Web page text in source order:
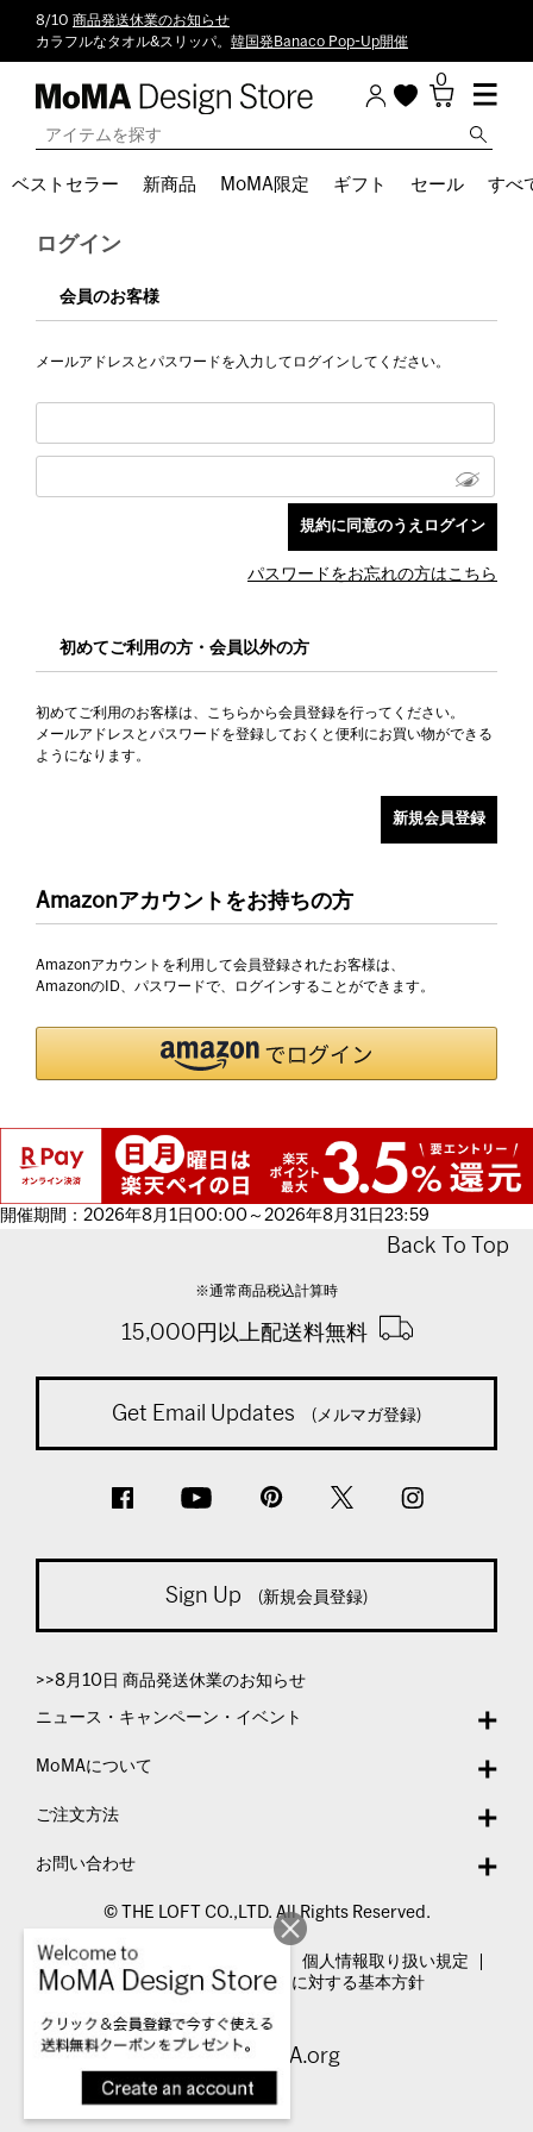
8/10 商品発送休業のお知らせ
カラフルなタオル&スリッパ。 韓国発Banaco Pop-Up開催
0
ベストセラー 新商品 MoMA限定 ギフト セール すべ
ログイン
会員のお客様
メールアドレスとパスワードを入力してログインしてください。
パスワードをお忘れの方はこちら
初めてご利用の方・会員以外の方
初めてご利用のお客様は、こちらから会員登録を行ってください。
メールアドレスとパスワードを登録しておくと便利にお買い物ができる
ようになります。
Amazonアカウントをお持ちの方
Amazonアカウントを利用して会員登録されたお客様は、
AmazonのID、パスワードで、ログインすることができます。
開催期間：2026年8月1日00:00～2026年8月31日23:59
Back To Top
※通常商品税込計算時
15,000円以上配送料無料
Get Email Updates (メルマガ登録)
Sign Up (新規会員登録)
>>8月10日 商品発送休業のお知らせ
ニュース・キャンペーン・イベント
MoMAについて
ご注文方法
お問い合わせ
© THE LOFT CO.,LTD. All Rights Reserved.
特定商取引法表示
個人情報取り扱い規定
カスタマーハラスメントに対する基本方針
Visit MoMA.org